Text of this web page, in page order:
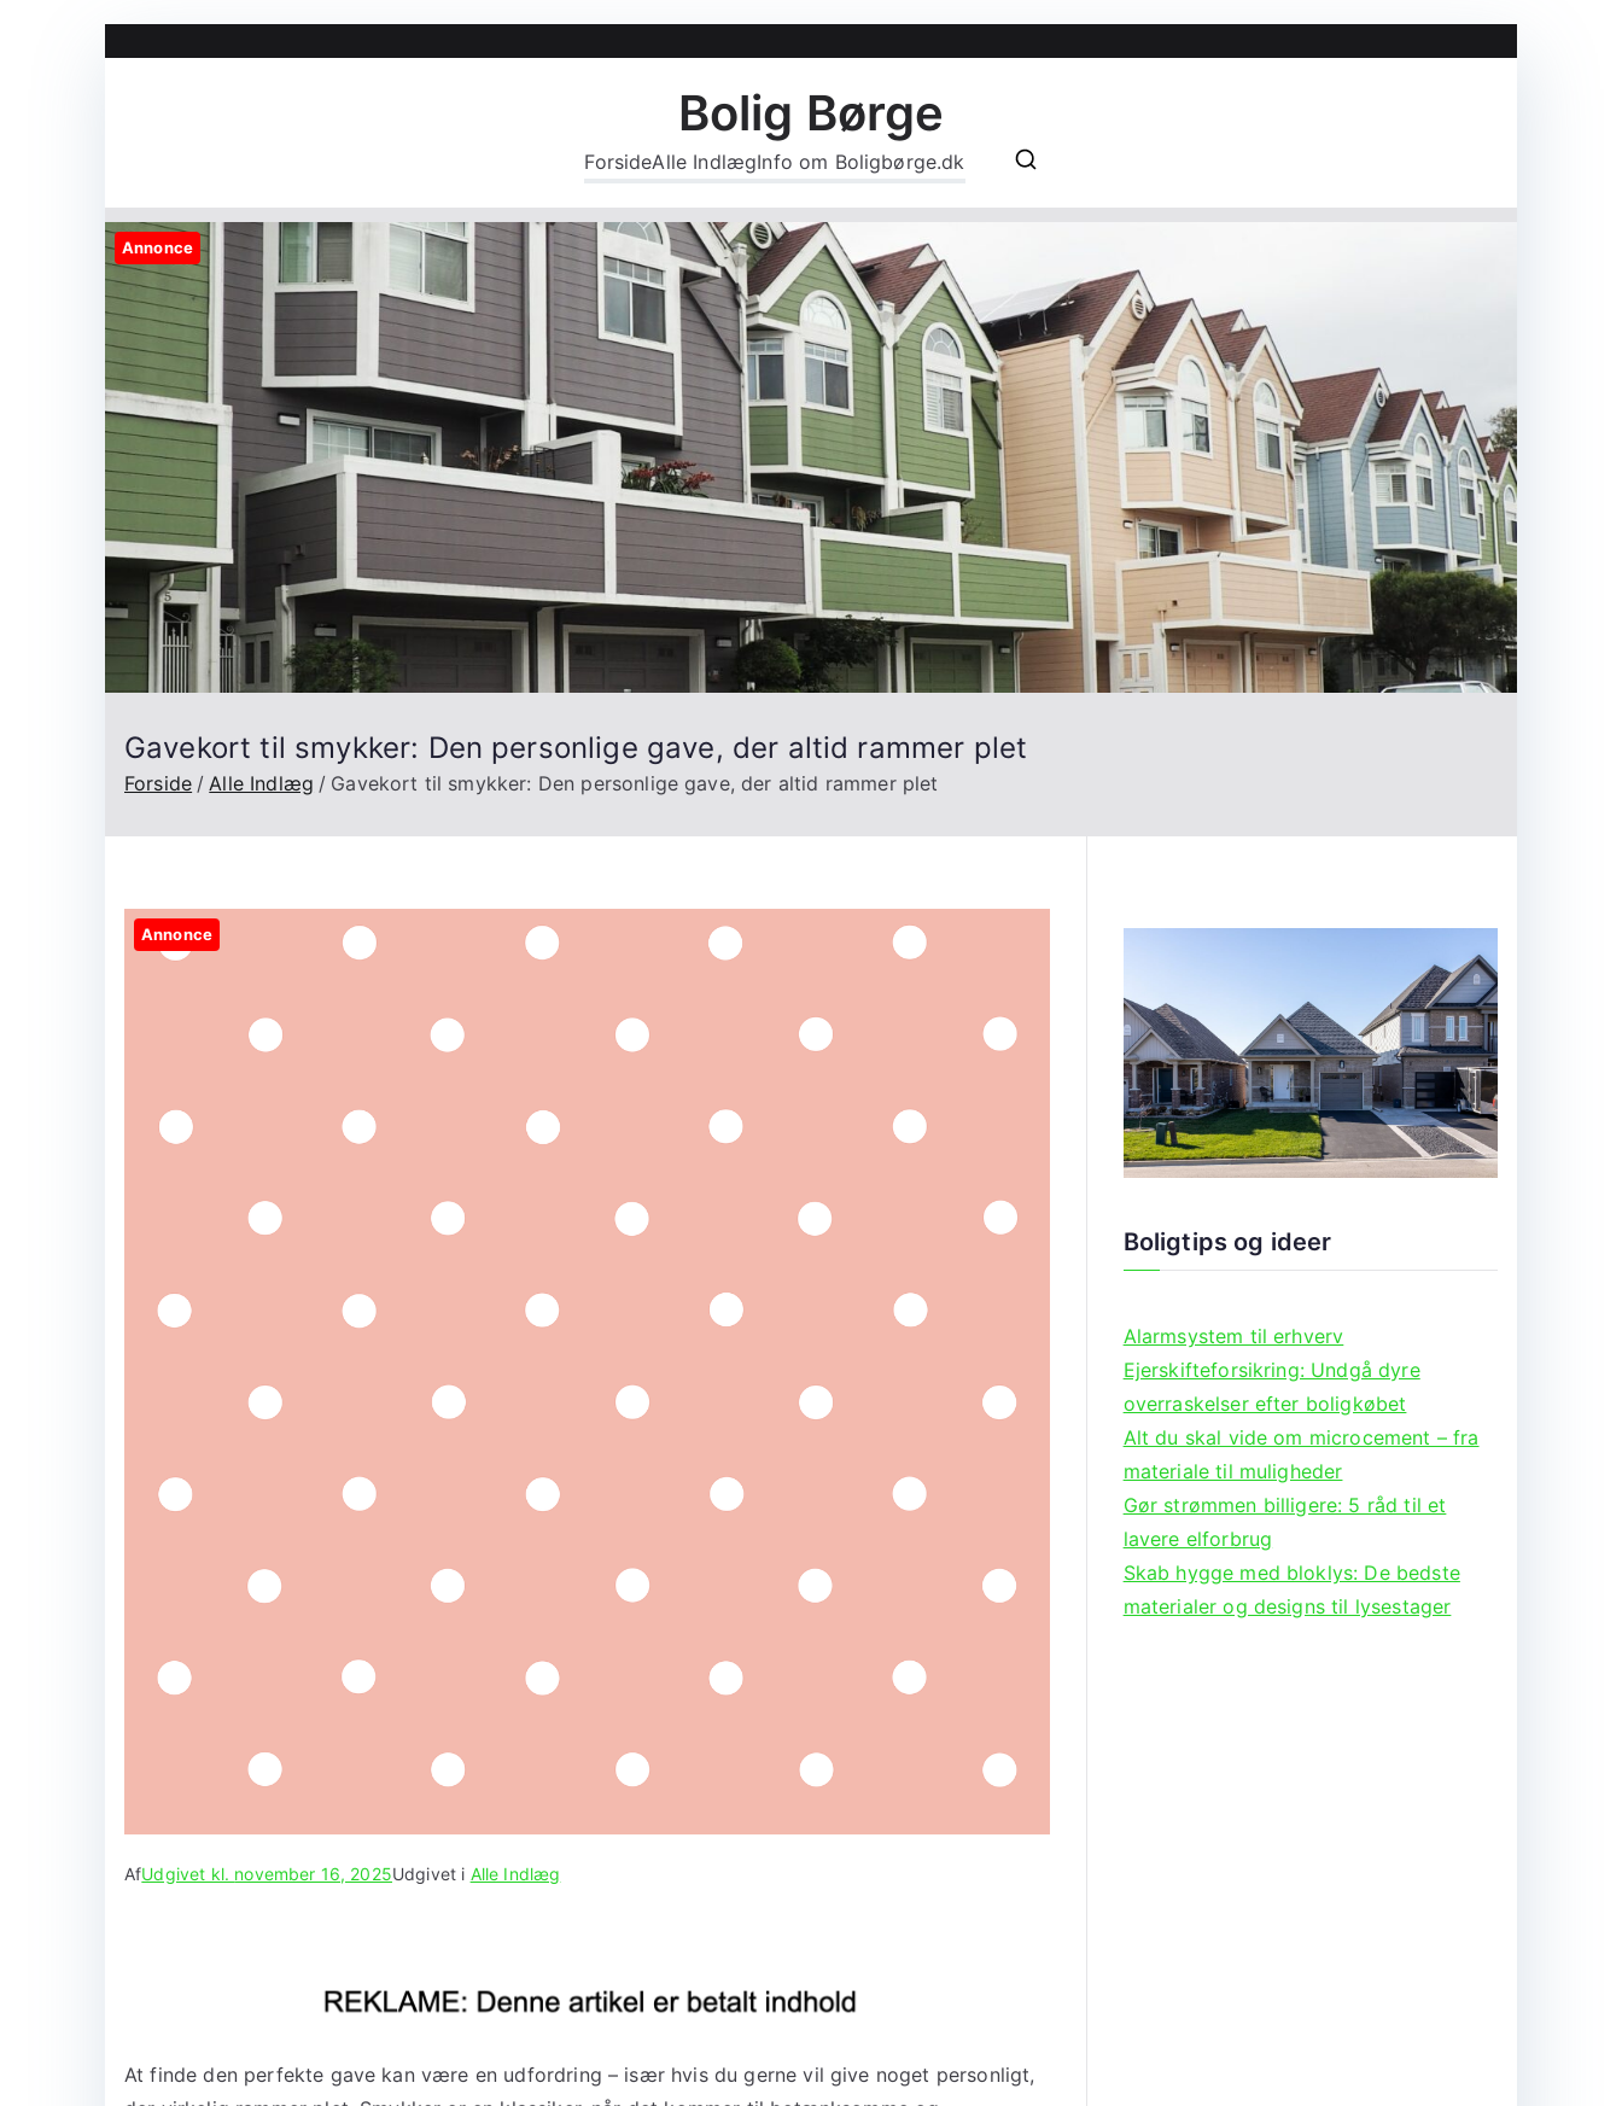
Bolig Børge
ForsideAlle IndlægInfo om Boligbørge.dk
Annonce
Gavekort til smykker: Den personlige gave, der altid rammer plet
Forside Alle Indlæg Gavekort til smykker: Den personlige gave, der altid rammer plet
Annonce
AfUdgivet kl. november 16, 2025Udgivet i Alle Indlæg
At finde den perfekte gave kan være en udfordring – især hvis du gerne vil give noget personligt,
Boligtips og ideer
Alarmsystem til erhverv
Ejerskifteforsikring: Undgå dyre
overraskelser efter boligkøbet
Alt du skal vide om microcement – fra
materiale til muligheder
Gør strømmen billigere: 5 råd til et
lavere elforbrug
Skab hygge med bloklys: De bedste
materialer og designs til lysestager